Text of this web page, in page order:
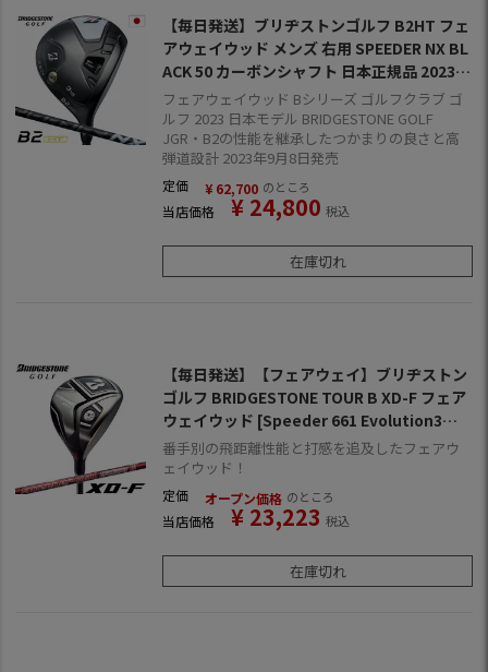
【毎日発送】ブリヂストンゴルフ B2HT フェ
アウェイウッド メンズ 右用 SPEEDER NX BL
ACK 50 カーボンシャフト 日本正規品 2023年
モデル
フェアウェイウッド Bシリーズ ゴルフクラブ ゴ
ルフ 2023 日本モデル BRIDGESTONE GOLF
JGR・B2の性能を継承したつかまりの良さと高
弾道設計 2023年9月8日発売
定価 ¥ 62,700 のところ
当店価格 ¥ 24,800 税込
在庫切れ
【毎日発送】【フェアウェイ】ブリヂストン
ゴルフ BRIDGESTONE TOUR B XD-F フェア
ウェイウッド [Speeder 661 Evolution3装
着] (日本正規品)
番手別の飛距離性能と打感を追及したフェアウ
ェイウッド！
定価 オープン価格 のところ
当店価格 ¥ 23,223 税込
在庫切れ